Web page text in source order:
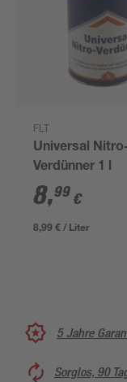
FLT
Universal
Verdünner 1 l
8,99 €
8,99 € / Liter
5 Jahre
Sorglos, 90